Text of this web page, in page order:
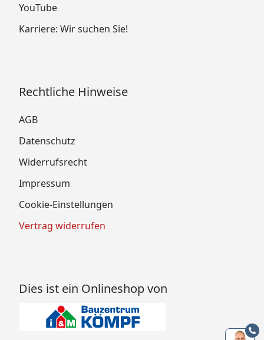
YouTube
Karriere: Wir suchen Sie!
Rechtliche Hinweise
AGB
Datenschutz
Widerrufsrecht
Impressum
Cookie-Einstellungen
Vertrag widerrufen
Dies ist ein Onlineshop von